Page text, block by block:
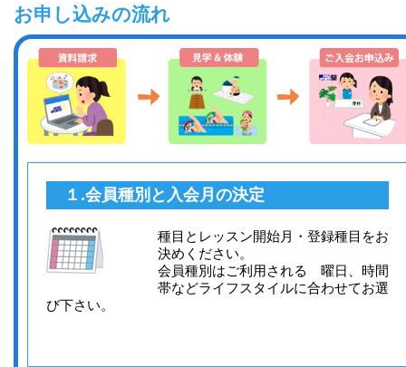
お申し込みの流れ
１.会員種別と入会月の決定
種目とレッスン開始月・登録種目をお
決めください。
会員種別はご利用される 曜日、時間
帯などライフスタイルに合わせてお選
び下さい。